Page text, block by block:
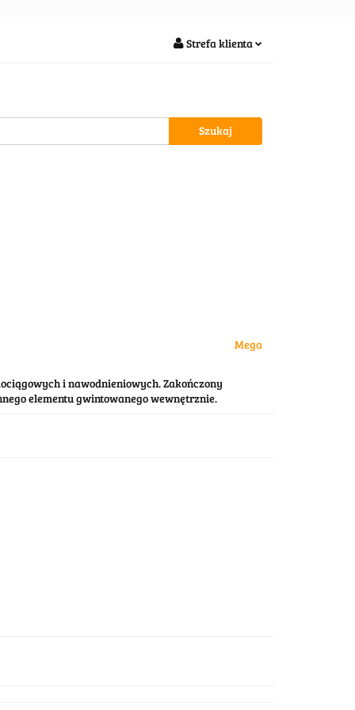
Strefa klienta
Dodaj zgłoszenie
Mega
i nawodnieniowych. Zakończony
elementu gwintowanego wewnętrznie.